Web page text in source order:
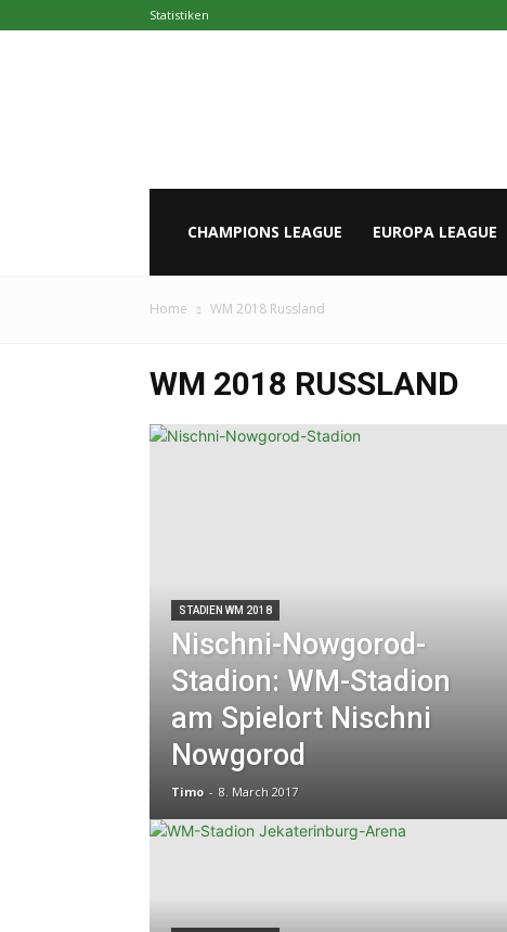
Statistiken
CHAMPIONS LEAGUE EUROPA LEAGUE
Home WM 2018 Russland
WM 2018 RUSSLAND
STADIEN WM 2018
Nischni-Nowgorod-
Stadion: WM-Stadion
am Spielort Nischni
Nowgorod
Timo - 8. March 2017